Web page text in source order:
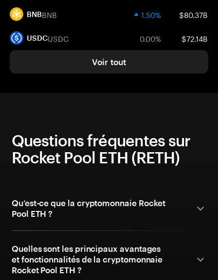
BNBBNB 1.50% $80.37B
USDCUSDC 0.00% $72.14B
Voir tout
Questions fréquentes sur
Rocket Pool ETH (RETH)
Qu’est-ce que la cryptomonnaie Rocket
Pool ETH ?
Quelles sont les principaux avantages
et fonctionnalités de la cryptomonnaie
Rocket Pool ETH ?